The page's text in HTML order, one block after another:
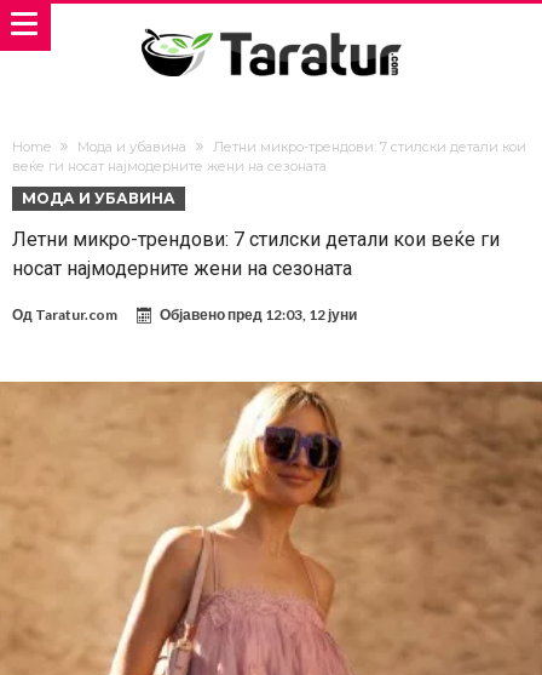
Home Мода и убавина
Летни микро-трендови: 7 стилски детали кои
веќе ги носат најмодерните жени на сезоната
МОДА И УБАВИНА
Летни микро-трендови: 7 стилски детали кои веќе ги
носат најмодерните жени на сезоната
Од Taratur.com Објавено пред 12:03, 12 јуни